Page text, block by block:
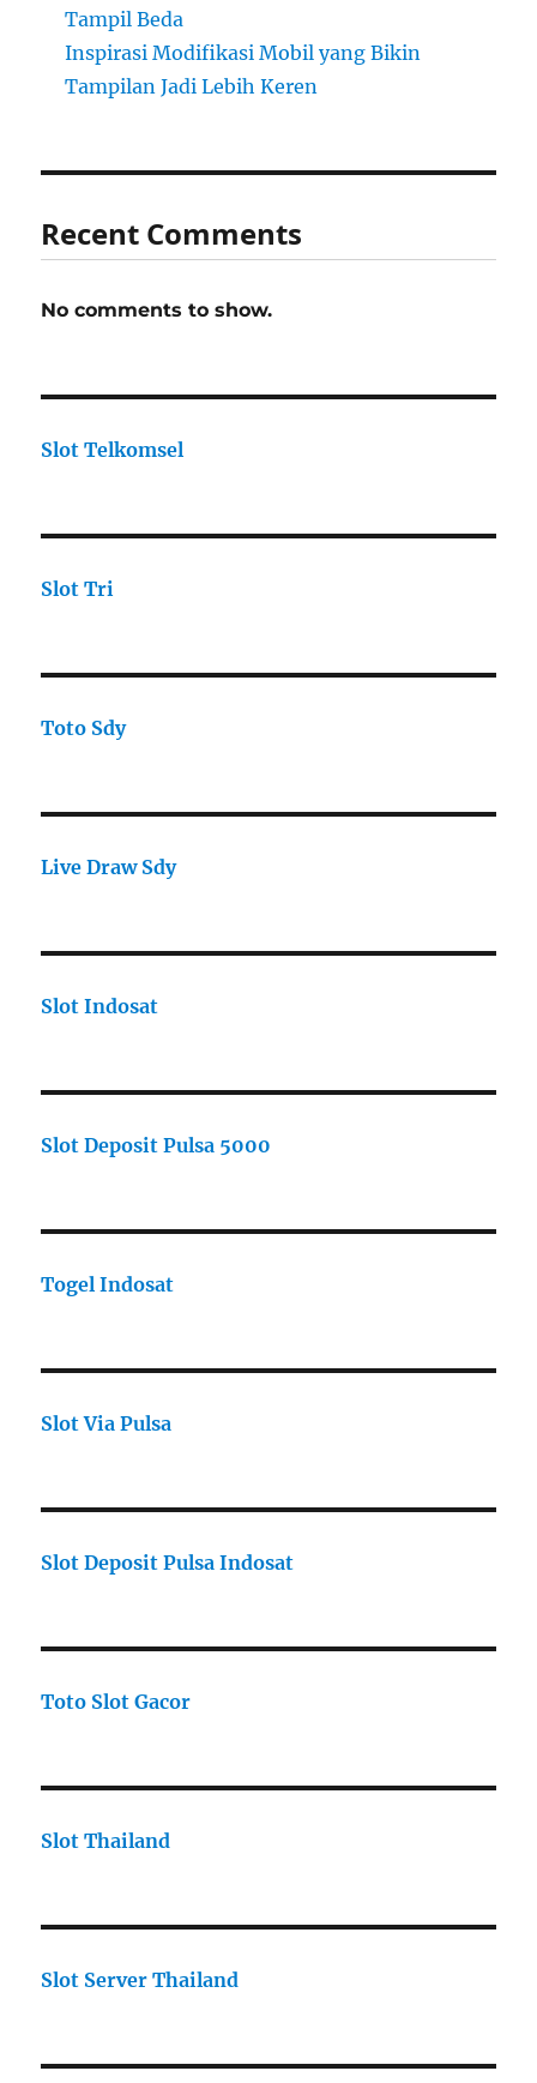
Tampil Beda
Inspirasi Modifikasi Mobil yang Bikin
Tampilan Jadi Lebih Keren
Recent Comments
No comments to show.
Slot Telkomsel
Slot Tri
Toto Sdy
Live Draw Sdy
Slot Indosat
Slot Deposit Pulsa 5000
Togel Indosat
Slot Via Pulsa
Slot Deposit Pulsa Indosat
Toto Slot Gacor
Slot Thailand
Slot Server Thailand